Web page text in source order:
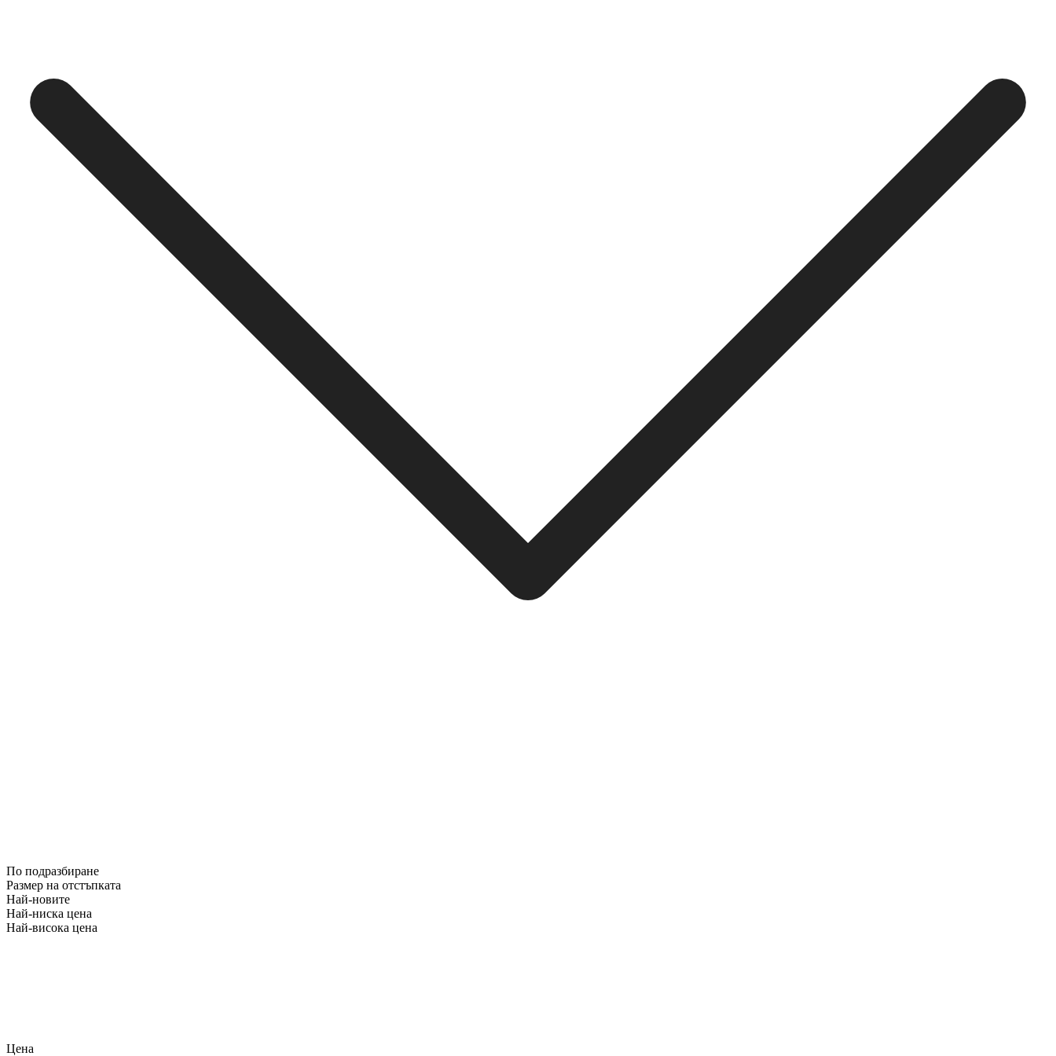
По подразбиране
Размер на отстъпката
Най-новите
Най-ниска цена
Най-висока цена
Цена